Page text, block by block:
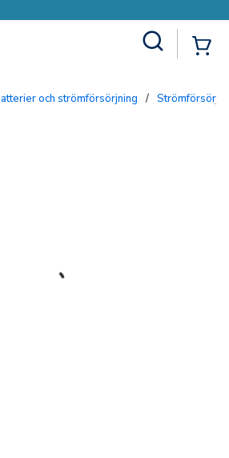
Batterier och strömförsörjning /